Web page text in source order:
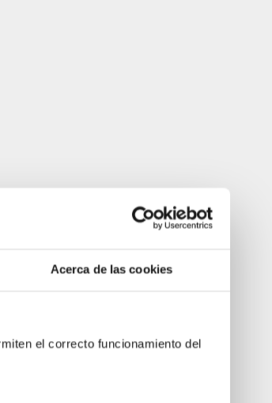
Acerca de las cookies
el correcto funcionamiento del